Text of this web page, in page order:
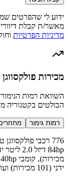
ידוע לי שהפרטים
מאשר/ת קבלת
מדיניות הפרטיות
מכירות פולקסווגן טרנספורטר
הבולטים בקטגוריה
רמות גימור
ידני (101 מכירות) ועוד 12 רמות גימור נוספות.